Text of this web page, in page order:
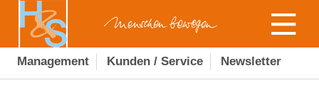
Management Kunden / Service Newsletter